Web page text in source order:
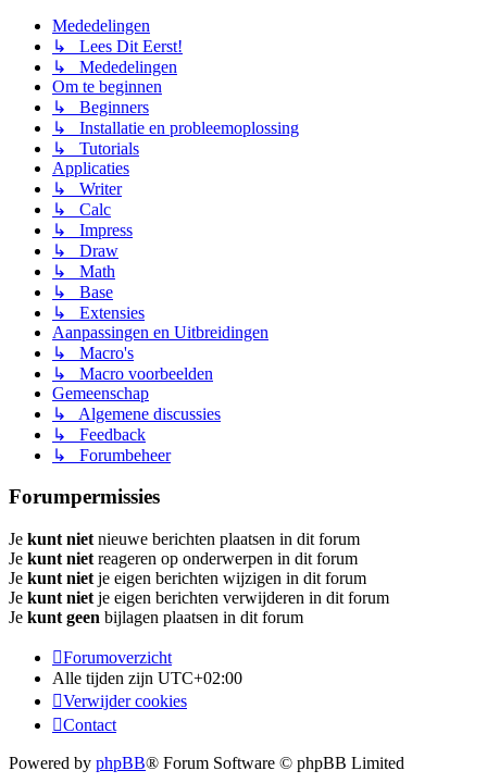
Mededelingen
↳ Lees Dit Eerst!
↳ Mededelingen
Om te beginnen
↳ Beginners
↳ Installatie en probleemoplossing
↳ Tutorials
Applicaties
↳ Writer
↳ Calc
↳ Impress
↳ Draw
↳ Math
↳ Base
↳ Extensies
Aanpassingen en Uitbreidingen
↳ Macro's
↳ Macro voorbeelden
Gemeenschap
↳ Algemene discussies
↳ Feedback
↳ Forumbeheer
Forumpermissies
Je kunt niet nieuwe berichten plaatsen in dit forum
Je kunt niet reageren op onderwerpen in dit forum
Je kunt niet je eigen berichten wijzigen in dit forum
Je kunt niet je eigen berichten verwijderen in dit forum
Je kunt geen bijlagen plaatsen in dit forum
Forumoverzicht
Alle tijden zijn UTC+02:00
Verwijder cookies
Contact
Powered by phpBB® Forum Software © phpBB Limited